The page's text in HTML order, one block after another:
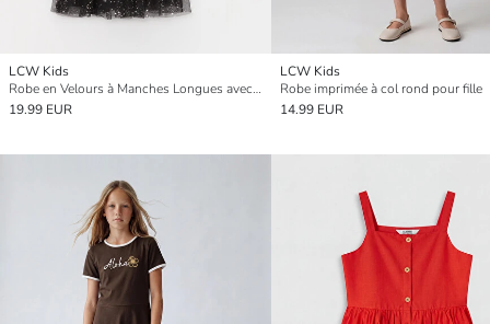
LCW Kids
Robe en Velours à Manches Longues avec Col Claudine et Couronne pour Fille
19.99 EUR
LCW Kids
Robe imprimée à col rond pour fille
14.99 EUR